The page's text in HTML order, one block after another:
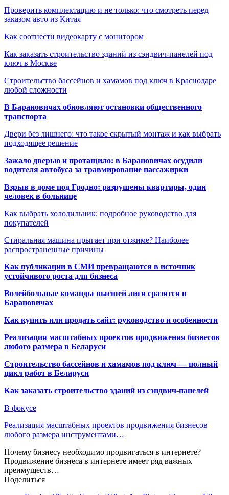
Проверить комплектацию и не только: что смотреть перед
заказом авто из Китая
Как соотнести видеокарту с монитором
Как заказать строительство зданий из сэндвич-панелей под
ключ в Москве
Строительство бассейнов и хамамов под ключ в Краснодаре
любой сложности
В Барановичах обновляют остановки общественного
транспорта
Двери без лишнего: что такое скрытый монтаж и как выбрать
подходящее решение
Зажало дверью и протащило: в Барановичах осудили
водителя автобуса за травмирование пассажирки
Взрыв в доме под Гродно: разрушены квартиры, один
человек в больнице
Как выбрать холодильник: подробное руководство для
покупателей
Стиральная машина прыгает при отжиме? Наиболее
распространенные причины
Как публикации в СМИ превращаются в источник
устойчивого роста для бизнеса
Волейбольные команды высшей лиги сразятся в
Барановичах
Как купить или продать сайт: руководство и особенности
Реализация масштабных проектов продвижения бизнесов
любого размера в Беларуси
Строительство бассейнов и хамамов под ключ — полный
цикл работ в Беларуси
Как заказать строительство зданий из сэндвич-панелей
В фокусе
Реализация масштабных проектов продвижения бизнесов
любого размера инструментами…
Почему бизнесу необходимо продвигаться в интернете?
Продвижение бизнеса в интернете имеет ряд важных
преимуществ…
Поделиться